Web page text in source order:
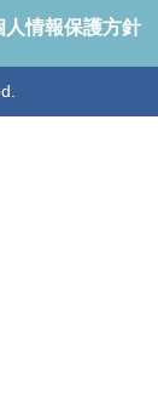
人情報保護方針